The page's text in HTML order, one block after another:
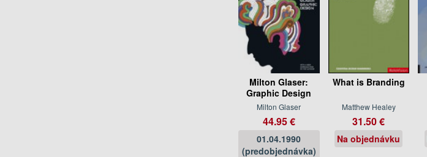
Milton Glaser:
Graphic Design
Milton Glaser
44.95 €
01.04.1990
(predobjednávka)
What is Branding
Matthew Healey
31.50 €
Na objednávku